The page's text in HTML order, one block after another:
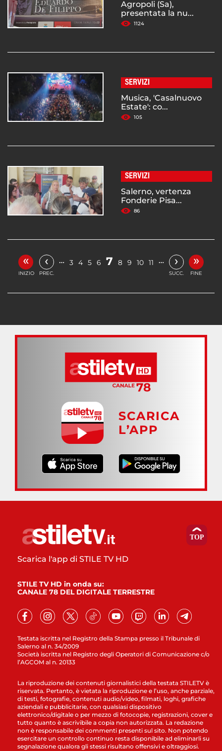
Agropoli (Sa),
presentata la nu...
1124
SERVIZI
Musica, 'Casalnuovo
Estate': co...
105
SERVIZI
Salerno, vertenza
Fonderie Pisa...
86
«
INIZIO
‹
PREC.
… 3 4 5 6 7 8 9 10 11 … ›
SUCC.
»
FINE
SCARICA
L’APP
Testata iscritta nel Registro della Stampa presso il Tribunale di
Salerno al n. 34/2009
Società iscritta nel Registro degli Operatori di Comunicazione c/o
l’AGCOM al n. 20133
Scarica l'app di STILE TV HD
STILE TV HD in onda su:
CANALE 78 DEL DIGITALE TERRESTRE
La riproduzione dei contenuti giornalistici della testata STILETV è
riservata. Pertanto, è vietata la riproduzione e l’uso, anche parziale,
di testi, fotografie, contenuti audio/video, filmati, loghi, grafiche
aziendali e pubblicitarie, con qualsiasi dispositivo
elettronico/digitale o per mezzo di fotocopie, registrazioni, cover e
tutto quanto è ascrivibile a copia non autorizzata. La redazione
non è responsabile dei commenti presenti sul sito. Non potendo
esercitare un controllo continuo resta disponibile ad eliminarli su
segnalazione qualora gli stessi risultano offensivi e oltraggiosi.